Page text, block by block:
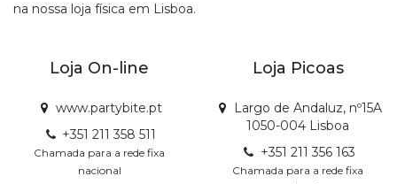
na nossa loja física em Lisboa.
Loja On-line
www.partybite.pt
+351 211 358 511
Chamada para a rede fixa
nacional
Loja Picoas
Largo de Andaluz, nº15A
1050-004 Lisboa
+351 211 356 163
Chamada para a rede fixa